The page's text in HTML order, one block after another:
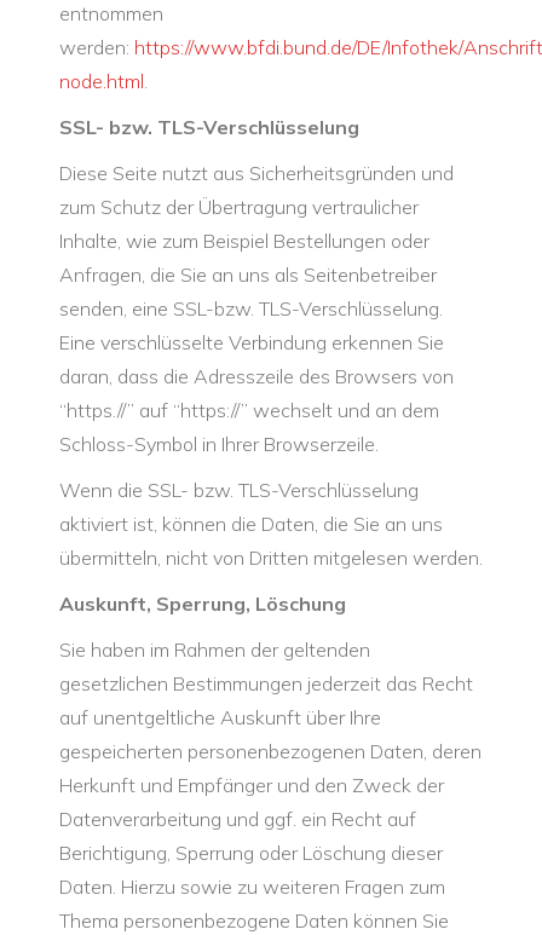
entnommen
werden: https://www.bfdi.bund.de/DE/Infothek/
node.html.
SSL- bzw. TLS-Verschlüsselung
Diese Seite nutzt aus Sicherheitsgründen und
zum Schutz der Übertragung vertraulicher
Inhalte, wie zum Beispiel Bestellungen oder
Anfragen, die Sie an uns als Seitenbetreiber
senden, eine SSL-bzw. TLS-Verschlüsselung.
Eine verschlüsselte Verbindung erkennen Sie
daran, dass die Adresszeile des Browsers von
“https.//” auf “https://” wechselt und an dem
Schloss-Symbol in Ihrer Browserzeile.
Wenn die SSL- bzw. TLS-Verschlüsselung
aktiviert ist, können die Daten, die Sie an uns
übermitteln, nicht von Dritten mitgelesen werden.
Auskunft, Sperrung, Löschung
Sie haben im Rahmen der geltenden
gesetzlichen Bestimmungen jederzeit das Recht
auf unentgeltliche Auskunft über Ihre
gespeicherten personenbezogenen Daten, deren
Herkunft und Empfänger und den Zweck der
Datenverarbeitung und ggf. ein Recht auf
Berichtigung, Sperrung oder Löschung dieser
Daten. Hierzu sowie zu weiteren Fragen zum
Thema personenbezogene Daten können Sie